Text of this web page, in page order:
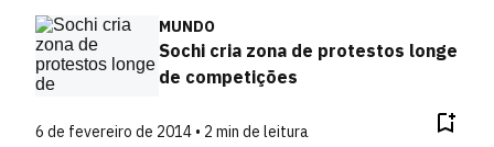
MUNDO
Sochi cria zona de protestos longe
de competições
6 de fevereiro de 2014 • 2 min de leitura